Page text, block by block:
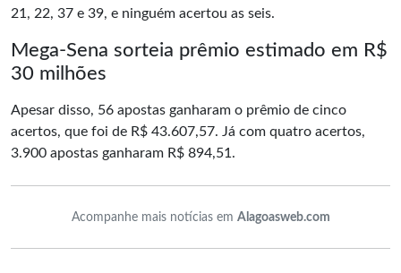
21, 22, 37 e 39, e ninguém acertou as seis.
Mega-Sena sorteia prêmio estimado em R$
30 milhões
Apesar disso, 56 apostas ganharam o prêmio de cinco
acertos, que foi de R$ 43.607,57. Já com quatro acertos,
3.900 apostas ganharam R$ 894,51.
Acompanhe mais notícias em Alagoasweb.com